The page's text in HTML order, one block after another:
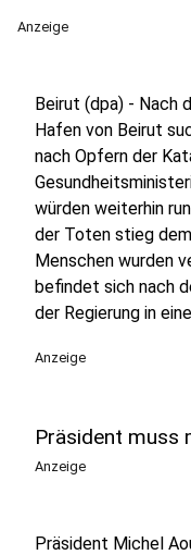
Anzeige
Beirut (dpa) - Nach
Hafen von Beirut
nach Opfern der
würden weiterhin
der Toten stieg
Menschen wurden
befindet sich nach
der Regierung in
Anzeige
Präsident muss
Anzeige
Präsident Michel